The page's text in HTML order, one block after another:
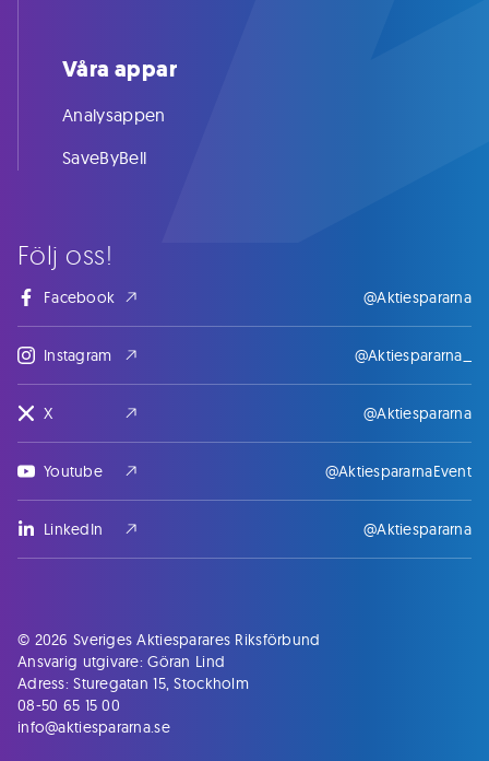
Följ oss!
Facebook @Aktiespararna
Instagram @Aktiespararna_
X @Aktiespararna
Youtube @AktiespararnaEvent
LinkedIn @Aktiespararna
Våra appar
Analysappen
SaveByBell
© 2026 Sveriges Aktiesparares Riksförbund
Ansvarig utgivare: Göran Lind
Adress: Sturegatan 15, Stockholm
08-50 65 15 00
info@aktiespararna.se